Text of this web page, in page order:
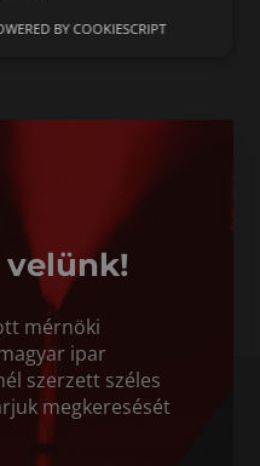
mérnöki
ipar
szerzett széles
megkeresését
BY COOKIESCRIPT